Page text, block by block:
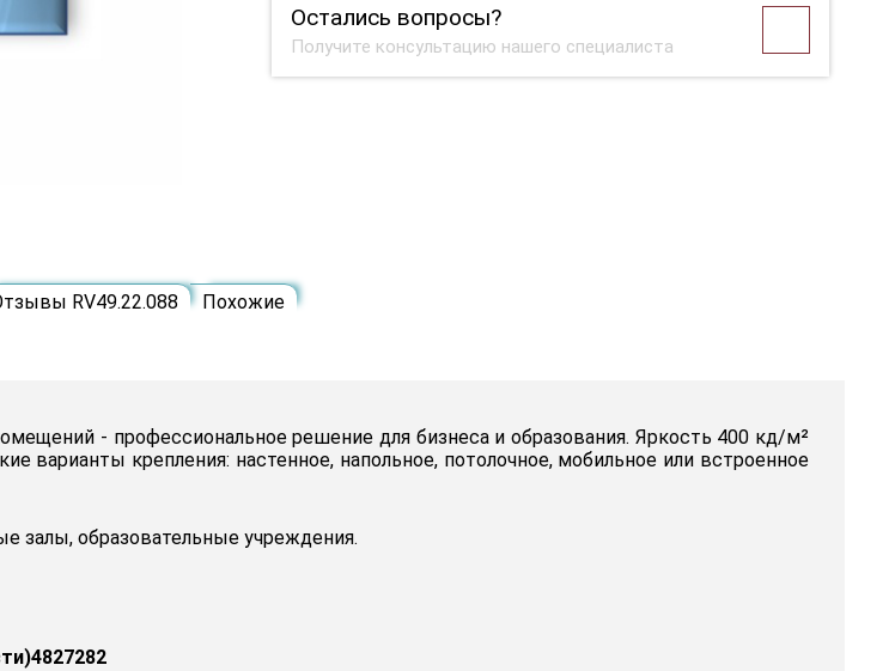
Остались вопросы?
Получите консультацию нашего специалиста
RV49.22.088 Похожие
- профессиональное решение для бизнеса и образования. Яркость 400 кд/м²
варианты крепления: настенное, напольное, потолочное, мобильное или встроенное
залы, образовательные учреждения.